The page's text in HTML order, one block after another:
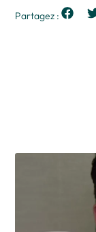
Partagez :